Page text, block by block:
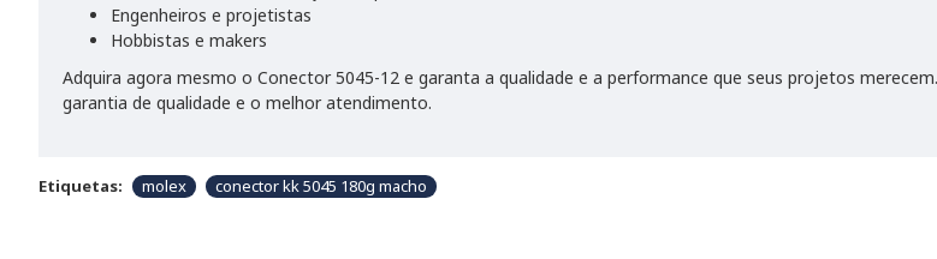
Engenheiros e projetistas
Hobbistas e makers
Adquira agora mesmo o Conector 5045-12 e garanta a qualidade e a performance que seus projetos
garantia de qualidade e o melhor atendimento.
Etiquetas: molex conector kk 5045 180g macho